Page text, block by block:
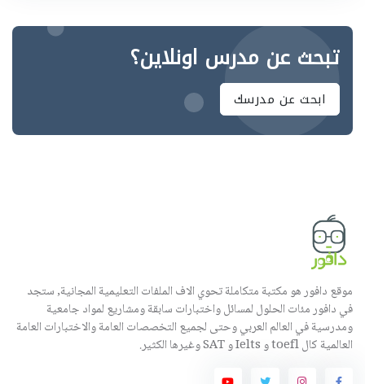
تبحث عن مدرس اونلاين؟
ابحث عن مدرسك
موقع دافور هو مكتبة متكاملة تحوي الاف الملفات التعليمية المجانية, ستجد
في دافور مئات الحلول لمسائل واختبارات سابقة ومشاريع لمواد جامعية
ومدرسية في العالم العربي وحتى لجميع التخصصات العامة والاختبارات العامة
العالمية كال toefl و Ielts و SAT وغيرها الكثير.